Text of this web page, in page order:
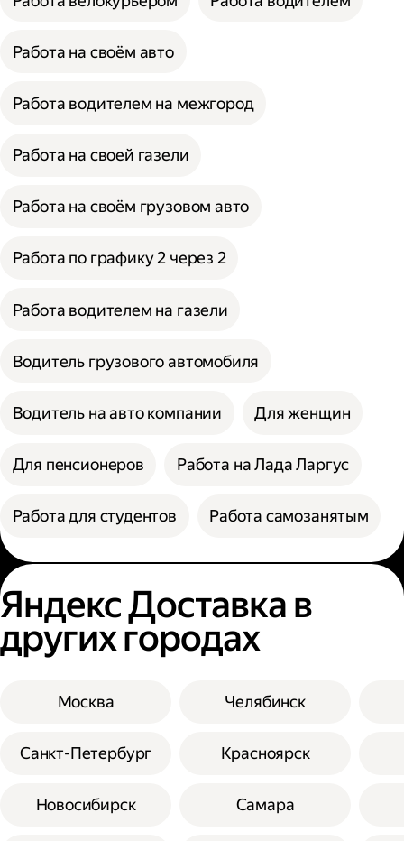
Работа на своём авто
Работа водителем на межгород
Работа на своей газели
Работа на своём грузовом авто
Работа по графику 2 через 2
Работа водителем на газели
Водитель грузового автомобиля
Водитель на авто компании Для женщин
Для пенсионеров Работа на Лада Ларгус
Работа для студентов Работа самозанятым
Яндекс Доставка в
других городах
Москва
Санкт-Петербург
Новосибирск
Челябинск
Красноярск
Самара